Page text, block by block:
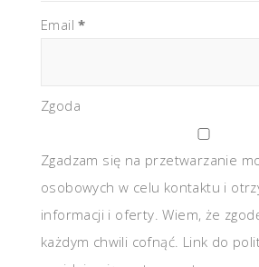
Email*
Zgoda
Zgadzam się na przetwarzanie
osobowych w celu kontaktu i
informacji i oferty. Wiem, że
każdym chwili cofnąć. Link do